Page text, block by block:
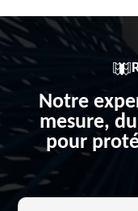
Notre
mesure,
pour